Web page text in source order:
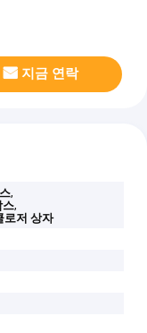
지금 연락
,
스,
로저 상자